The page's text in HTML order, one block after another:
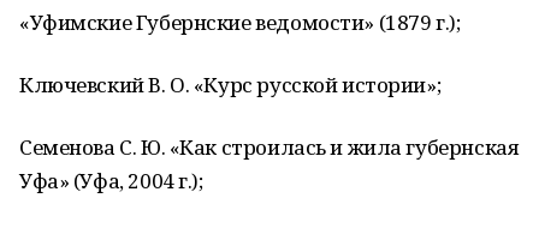
«Уфимские Губернские ведомости» (1879 г.);
Ключевский В. О. «Курс русской истории»;
Семенова С. Ю. «Как строилась и жила губернская
Уфа» (Уфа, 2004 г.);